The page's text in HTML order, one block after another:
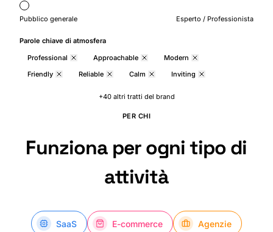
Pubblico generale Esperto / Professionista
Parole chiave di atmosfera
Professional
Approachable
Modern
Friendly
Reliable Calm Inviting
+40 altri tratti del brand
PER CHI
Funziona per ogni tipo di
attività
SaaS E-commerce Agenzie